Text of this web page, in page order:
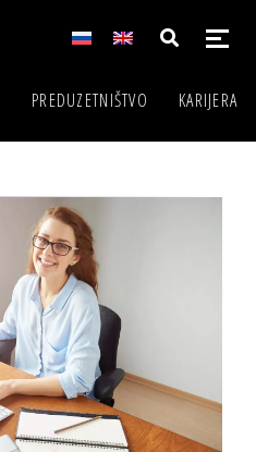
PREDUZETNIŠTVO KARIJERA